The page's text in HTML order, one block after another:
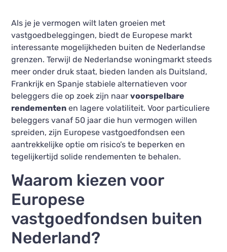
Als je je vermogen wilt laten groeien met
vastgoedbeleggingen, biedt de Europese markt
interessante mogelijkheden buiten de Nederlandse
grenzen. Terwijl de Nederlandse woningmarkt steeds
meer onder druk staat, bieden landen als Duitsland,
Frankrijk en Spanje stabiele alternatieven voor
beleggers die op zoek zijn naarvoorspelbare
rendementen en lagere volatiliteit. Voor particuliere
beleggers vanaf 50 jaar die hun vermogen willen
spreiden, zijn Europese vastgoedfondsen een
aantrekkelijke optie om risico’s te beperken en
tegelijkertijd solide rendementen te behalen.
Waarom kiezen voor
Europese
vastgoedfondsen buiten
Nederland?